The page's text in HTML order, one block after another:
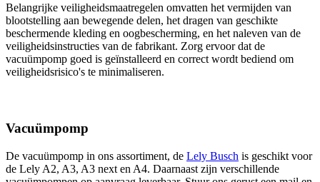
Belangrijke veiligheidsmaatregelen omvatten het vermijden van
blootstelling aan bewegende delen, het dragen van geschikte
beschermende kleding en oogbescherming, en het naleven van de
veiligheidsinstructies van de fabrikant. Zorg ervoor dat de
vacuümpomp goed is geïnstalleerd en correct wordt bediend om
veiligheidsrisico's te minimaliseren.
Vacuümpomp
De vacuümpomp in ons assortiment, de Lely Busch is geschikt voor
de Lely A2, A3, A3 next en A4. Daarnaast zijn verschillende